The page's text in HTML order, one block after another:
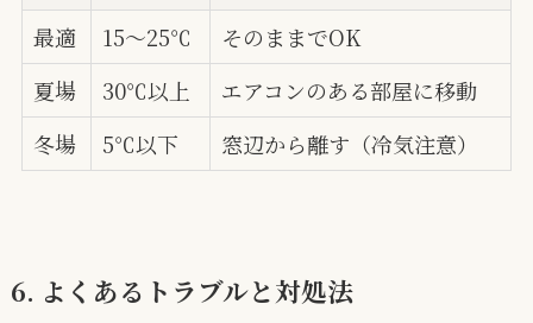
最適
15〜25℃
そのままでOK
夏場
30℃以上
エアコンのある部屋に移動
冬場
5℃以下 窓辺から離す（冷気注意）
6. よくあるトラブルと対処法